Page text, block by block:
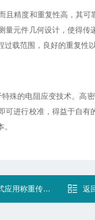
且精度和重复性高 ，其可
量元件几何设计，使得
载范围，良好的重复性
殊的电阻应变技术。高
可进行校准，得益于自
用称重传感器 返